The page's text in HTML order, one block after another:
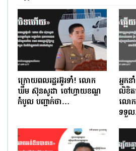
ក្រោយពលរដ្ឋរអ៊ូរទាំ! លោក
ឃឹម ស៊ុនសូដា ចៅហ្វាយខណ្ឌ
កំបូល បញ្ជាក់ថា…
អ្នក
លិខិត
លោក
ទទួ